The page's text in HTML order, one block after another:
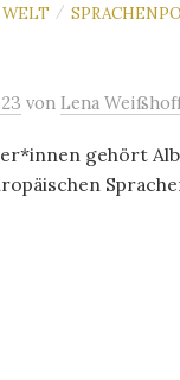
WELT /
von Lena
gehört